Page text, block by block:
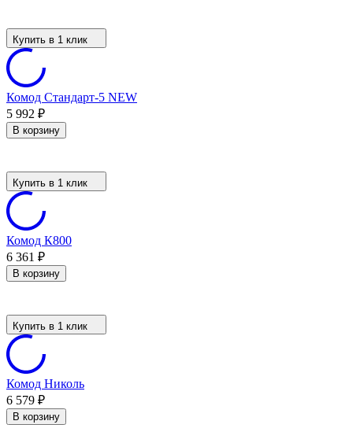
Купить в 1 клик
Комод Стандарт-5 NEW
5 992 ₽
В корзину
Купить в 1 клик
Комод К800
6 361 ₽
В корзину
Купить в 1 клик
Комод Николь
6 579 ₽
В корзину